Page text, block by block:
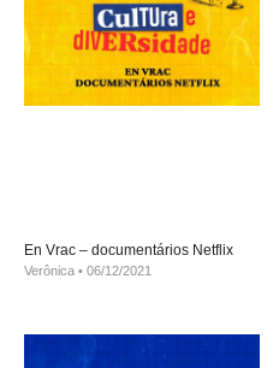
En Vrac – documentários Netflix
Verônica 06/12/2021